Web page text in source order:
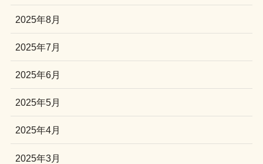
2025年8月
2025年7月
2025年6月
2025年5月
2025年4月
2025年3月